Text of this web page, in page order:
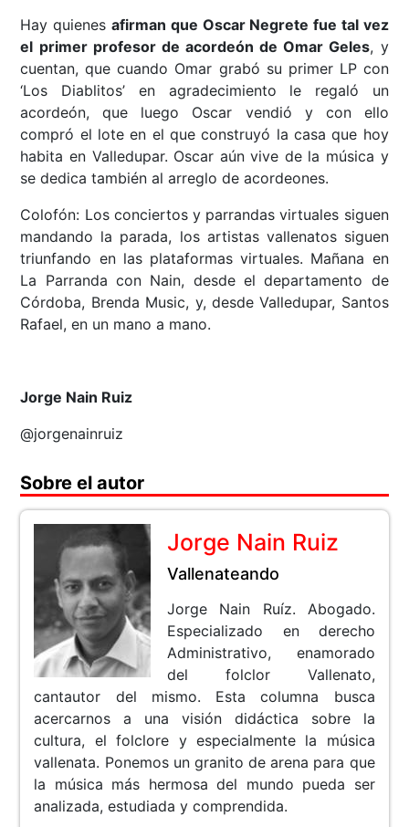
Hay quienes afirman que Oscar Negrete fue tal vez
el primer profesor de acordeón de Omar Geles, y
cuentan, que cuando Omar grabó su primer LP con
‘Los Diablitos’ en agradecimiento le regaló un
acordeón, que luego Oscar vendió y con ello
compró el lote en el que construyó la casa que hoy
habita en Valledupar. Oscar aún vive de la música y
se dedica también al arreglo de acordeones.
Colofón: Los conciertos y parrandas virtuales siguen
mandando la parada, los artistas vallenatos siguen
triunfando en las plataformas virtuales. Mañana en
La Parranda con Nain, desde el departamento de
Córdoba, Brenda Music, y, desde Valledupar, Santos
Rafael, en un mano a mano.
Jorge Nain Ruiz
@jorgenainruiz
Sobre el autor
Jorge Nain Ruiz
Vallenateando
Jorge Nain Ruíz. Abogado.
Especializado en derecho
Administrativo, enamorado
del folclor Vallenato,
cantautor del mismo. Esta columna busca
acercarnos a una visión didáctica sobre la
cultura, el folclore y especialmente la música
vallenata. Ponemos un granito de arena para que
la música más hermosa del mundo pueda ser
analizada, estudiada y comprendida.